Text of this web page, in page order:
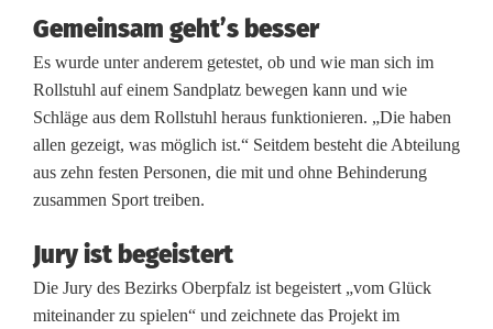
r
k
s
O
b
e
r
Gemeinsam geht’s besser
Es wurde unter anderem getestet, ob und wie man sich im
Rollstuhl auf einem Sandplatz bewegen kann und wie
Schläge aus dem Rollstuhl heraus funktionieren. „Die haben
allen gezeigt, was möglich ist.“ Seitdem besteht die Abteilung
aus zehn festen Personen, die mit und ohne Behinderung
zusammen Sport treiben.
Jury ist begeistert
Die Jury des Bezirks Oberpfalz ist begeistert „vom Glück
miteinander zu spielen“ und zeichnete das Projekt im